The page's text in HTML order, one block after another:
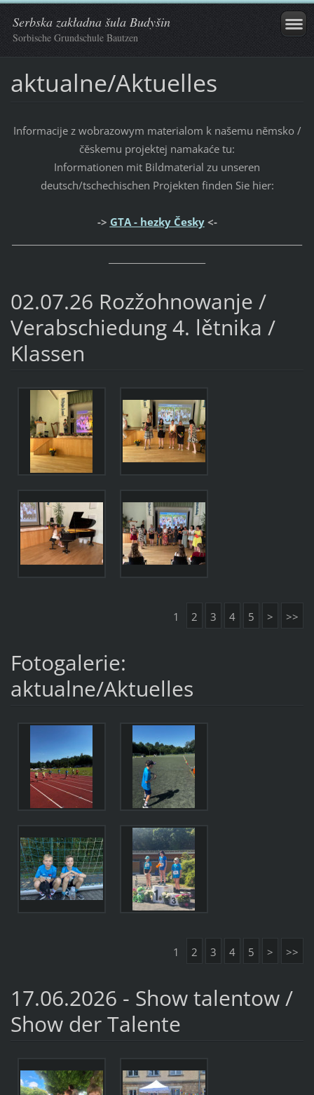
Serbska zakładna šula Budyšin
Sorbische Grundschule Bautzen
aktualne/Aktuelles
Informacije z wobrazowym materialom k našemu němsko /
čěskemu projektej namakaće tu:
Informationen mit Bildmaterial zu unseren
deutsch/tschechischen Projekten finden Sie hier:
-> GTA - hezky Česky <-
02.07.26 Rozžohnowanje /
Verabschiedung 4. lětnika /
Klassen
1 2 3 4 5 > >>
Fotogalerie:
aktualne/Aktuelles
1 2 3 4 5 > >>
17.06.2026 - Show talentow /
Show der Talente